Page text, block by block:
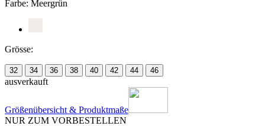
Farbe: Meergrün
Grösse:
32 34 36 38 40 42 44 46
ausverkauft
Größenübersicht & Produktmaße
NUR ZUM VORBESTELLEN